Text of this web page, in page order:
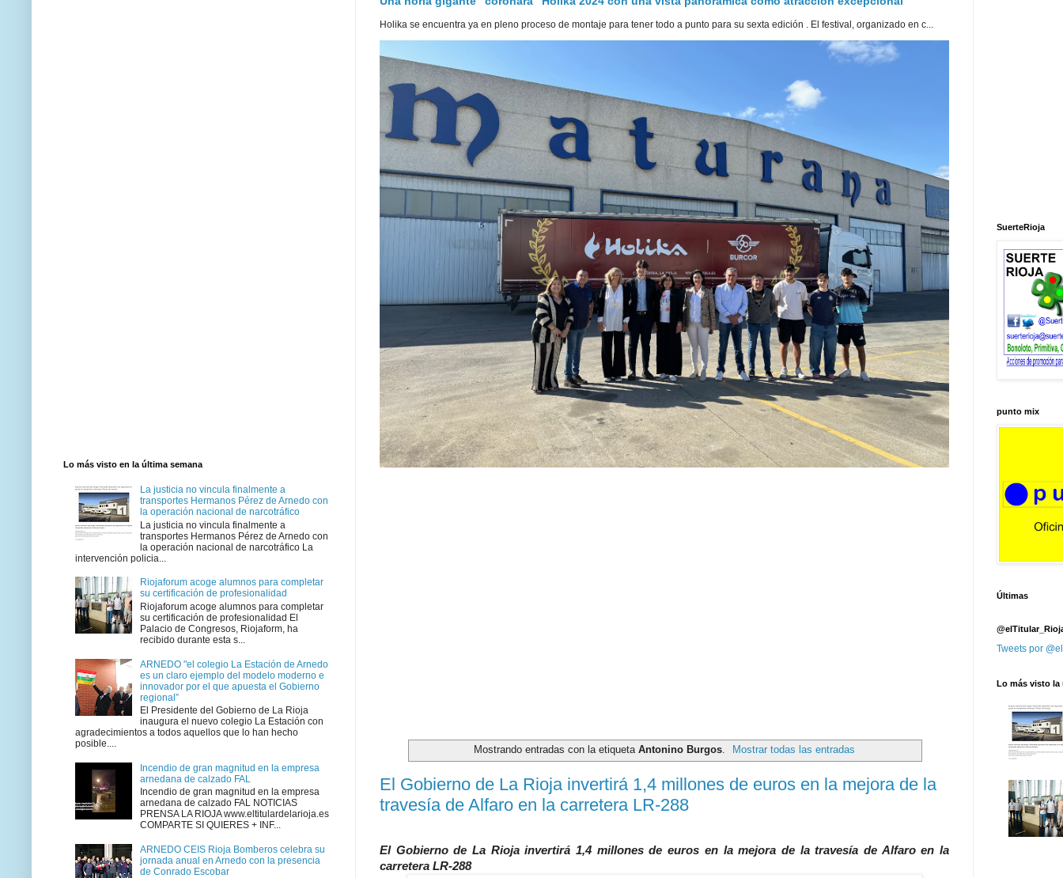
Holika se encuentra ya en pleno proceso de montaje para tener todo a punto para su sexta edición . El festival, organizado en c...
Mostrando entradas con la etiqueta Antonino Burgos. Mostrar todas las entradas
El Gobierno de La Rioja invertirá 1,4 millones de euros en la mejora de la
travesía de Alfaro en la carretera LR-288
El Gobierno de La Rioja invertirá 1,4 millones de euros en la mejora de la travesía de Alfaro en la
carretera LR-288
Lo más visto en la última semana
La justicia no vincula finalmente a
transportes Hermanos Pérez de Arnedo con
la operación nacional de narcotráfico
La justicia no vincula finalmente a
transportes Hermanos Pérez de Arnedo con
la operación nacional de narcotráfico La
intervención policia...
Riojaforum acoge alumnos para completar
su certificación de profesionalidad
Riojaforum acoge alumnos para completar
su certificación de profesionalidad El
Palacio de Congresos, Riojaform, ha
recibido durante esta s...
ARNEDO "el colegio La Estación de Arnedo
es un claro ejemplo del modelo moderno e
innovador por el que apuesta el Gobierno
regional”
El Presidente del Gobierno de La Rioja
inaugura el nuevo colegio La Estación con
agradecimientos a todos aquellos que lo han hecho
posible....
Incendio de gran magnitud en la empresa
arnedana de calzado FAL
Incendio de gran magnitud en la empresa
arnedana de calzado FAL NOTICIAS
PRENSA LA RIOJA www.eltitulardelarioja.es
COMPARTE SI QUIERES + INF...
ARNEDO CEIS Rioja Bomberos celebra su
jornada anual en Arnedo con la presencia
de Conrado Escobar
SuerteRioja
punto mix
Últimas
Tweets por
Lo más visto la